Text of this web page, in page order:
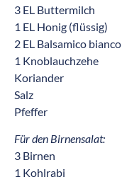
3 EL Buttermilch
1 EL Honig (flüssig)
2 EL Balsamico bianco
1 Knoblauchzehe
Koriander
Salz
Pfeffer
Für den Birnensalat:
3 Birnen
1 Kohlrabi